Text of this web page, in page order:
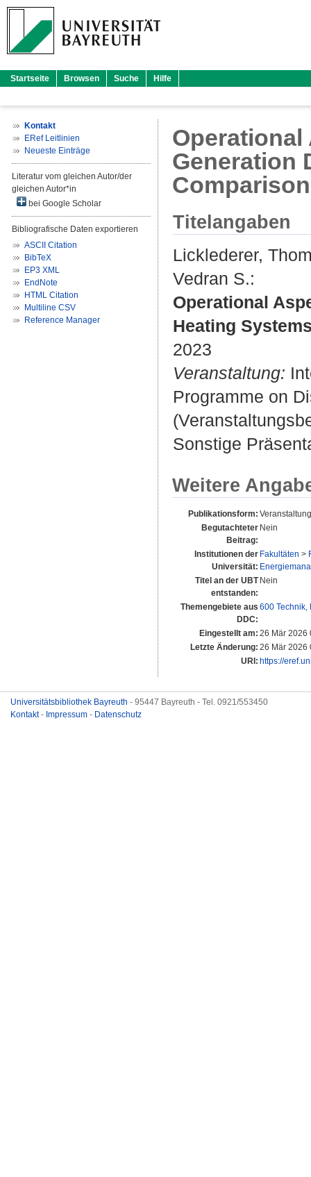
Startseite Browsen Suche Hilfe
Kontakt
ERef Leitlinien
Neueste Einträge
Literatur vom gleichen Autor/der
gleichen Autor*in
bei Google Scholar
Bibliografische Daten exportieren
ASCII Citation
BibTeX
EP3 XML
EndNote
HTML Citation
Multiline CSV
Reference Manager
Generation
Comparison
Titelangaben
Licklederer,
Vedran S.:
Operational
Heating
2023
Veranstaltung:
Programme on
Sonstige
Weitere
Publikationsform:
Begutachteter
Beitrag:
Nein
Institutionen der
Universität:
Fakultäten >
Titel an der UBT
entstanden:
Nein
Themengebiete aus
DDC:
600 Technik,
Eingestellt am: 26 Mär 2026
Letzte Änderung: 26 Mär 2026
URI: https://
Universitätsbibliothek Bayreuth - 95447 Bayreuth - Tel. 0921/553450
Kontakt- Impressum - Datenschutz